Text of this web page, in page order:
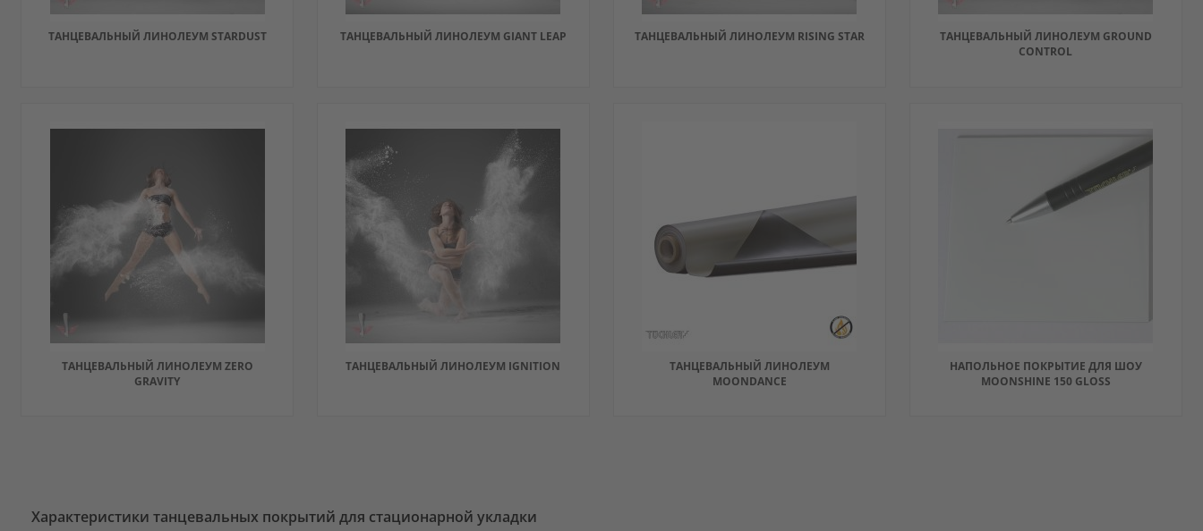
ТАНЦЕВАЛЬНЫЙ ЛИНОЛЕУМ STARDUST
СРАВНЕНИЕ
ТАНЦЕВАЛЬНЫЙ ЛИНОЛЕУМ GIANT LEAP
ИЗБРАННОЕ
В
СРАВНЕНИЕ
ТАНЦЕВАЛЬНЫЙ ЛИНОЛЕУМ RISING STAR
ТАНЦЕВАЛЬНЫЙ ЛИНОЛЕУМ GROUND
CONTROL
ТАНЦЕВАЛЬНЫЙ ЛИНОЛЕУМ ZERO
GRAVITY
СРАВНЕНИЕ
ТАНЦЕВАЛЬНЫЙ ЛИНОЛЕУМ IGNITION
СРАВНЕНИЕ
ТАНЦЕВАЛЬНЫЙ ЛИНОЛЕУМ
MOONDANCE
НАПОЛЬНОЕ ПОКРЫТИЕ ДЛЯ ШОУ
MOONSHINE 150 GLOSS
Характеристики танцевальных покрытий для стационарной укладки